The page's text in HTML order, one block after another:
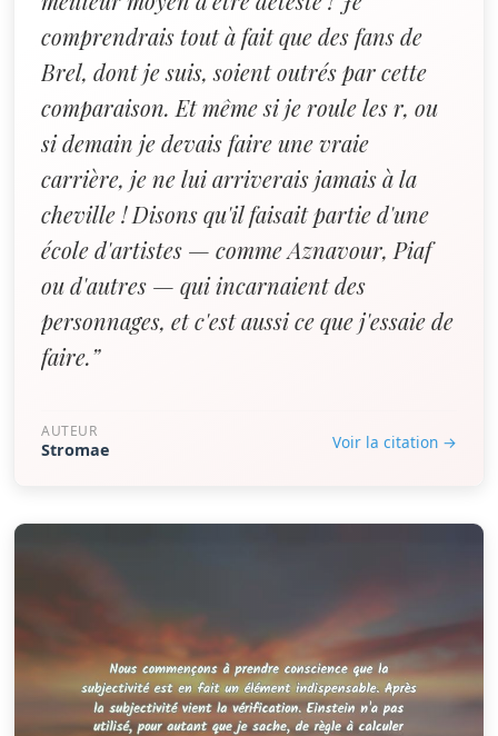
comprendrais tout à fait que des fans de
Brel, dont je suis, soient outrés par cette
comparaison. Et même si je roule les r, ou
si demain je devais faire une vraie
carrière, je ne lui arriverais jamais à la
cheville ! Disons qu'il faisait partie d'une
école d'artistes — comme Aznavour, Piaf
ou d'autres — qui incarnaient des
personnages, et c'est aussi ce que j'essaie de
faire.”
AUTEUR
Stromae Voir la citation →